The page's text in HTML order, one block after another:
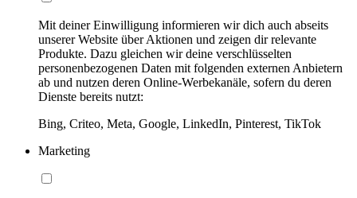
Mit deiner Einwilligung informieren wir dich auch abseits
unserer Website über Aktionen und zeigen dir relevante
Produkte. Dazu gleichen wir deine verschlüsselten
personenbezogenen Daten mit folgenden externen Anbietern
ab und nutzen deren Online-Werbekanäle, sofern du deren
Dienste bereits nutzt:
Bing, Criteo, Meta, Google, LinkedIn, Pinterest, TikTok
Marketing